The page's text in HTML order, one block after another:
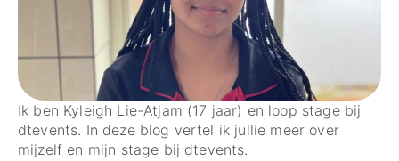
Ik ben Kyleigh Lie-Atjam (17 jaar) en loop stage bij
dtevents. In deze blog vertel ik jullie meer over
mijzelf en mijn stage bij dtevents.